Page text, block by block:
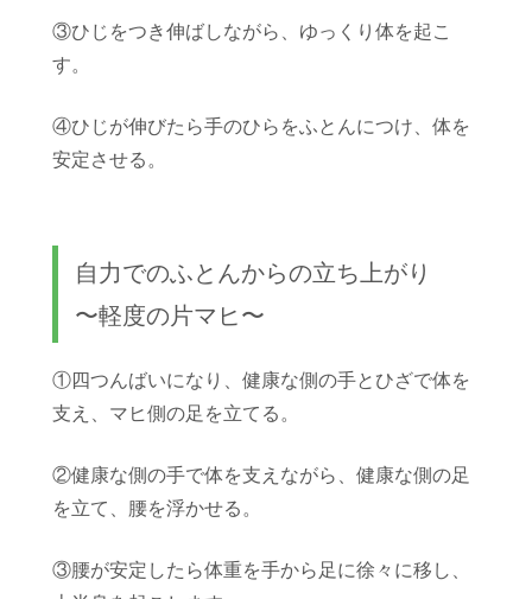
③ひじをつき伸ばしながら、ゆっくり体を起こ
す。
④ひじが伸びたら手のひらをふとんにつけ、体を
安定させる。
自力でのふとんからの立ち上がり
〜軽度の片マヒ〜
①四つんばいになり、健康な側の手とひざで体を
支え、マヒ側の足を立てる。
②健康な側の手で体を支えながら、健康な側の足
を立て、腰を浮かせる。
③腰が安定したら体重を手から足に徐々に移し、